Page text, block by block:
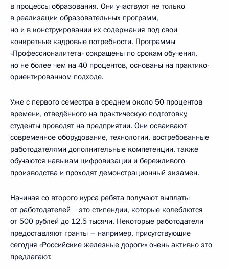
в процессы образования. Они участвуют не только
в реализации образовательных программ,
но и в конструировании их содержания под свои
конкретные кадровые потребности. Программы
«Профессионалитета» сокращены по срокам обучения,
но не более чем на 40 процентов, основаны на практико-
ориентированном подходе.
Уже с первого семестра в среднем около 50 процентов
времени, отведённого на практическую подготовку,
студенты проводят на предприятии. Они осваивают
современное оборудование, технологии, востребованные
работодателями дополнительные компетенции, также
обучаются навыкам цифровизации и бережливого
производства и проходят демонстрационный экзамен.
Начиная со второго курса ребята получают выплаты
от работодателей ‒ это стипендии, которые колеблются
от 500 рублей до 12,5 тысячи. Некоторые работодатели
предоставляют гранты – например, присутствующие
сегодня «Российские железные дороги» очень активно это
предлагают.